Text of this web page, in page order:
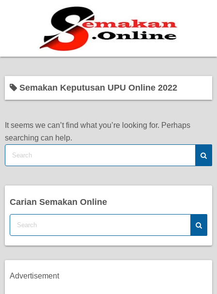
Bantuan Kerajaan
Pendidikan
Kerja Kosong Terkini
Semakan Keputusan UPU Online 2022
It seems we can’t find what you’re looking for. Perhaps
searching can help.
Carian Semakan Online
Advertisement